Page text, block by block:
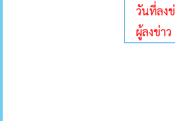
วันที่ลงข่
ผู้ลงข่าว